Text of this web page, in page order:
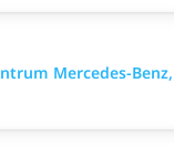
Mercedes-